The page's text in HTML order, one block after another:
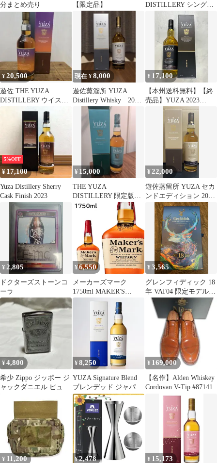
分まとめ売り
【限定品】
DISTILLERY シングル
モルトウイスキー
¥20,500
遊佐 THE YUZA
DISTILLERY ウイスキ
ー 700ml セール
現在 ¥8,000
遊佐蒸溜所 YUZA
Distillery Whisky 2018
700ml
¥ 17,100
【本州送料無料】【終
売品】YUZA 2023
700ml 51% シングルモ
ルト ジャパニーズウイ
スキー ギフト ギフト包
装 父の日 記念日
5%OFF
¥ 17,100
Yuza Distillery Sherry
Cask Finish 2023
¥ 15,000
THE YUZA
DISTILLERY 限定版
2023年 700ml
¥ 22,000
遊佐蒸留所 YUZA セカ
ンドエディション 2022
ジャパニーズウイスキ
ー シングルモルト
¥2,805
ドクターズストーンコ
ーラ
¥6,550
メーカーズマーク
1750ml MAKER'S
MARK バーボン ウイス
キー アメリカ 大容量
1.75L 正規品
¥3,565
グレンフィディック 18
年 VAT04 限定モデル
ボックス 単品
¥4,800
希少 Zippo ジッポー ジ
ャックダニエル ピュー
¥8,250
YUZA Signature Blend
ブレンデッド ジャパニ
ーズウイスキー シグニ
チャー ブレンド 700ml
Blended Japanese whiskey
金龍 山形 遊佐蒸留所
¥ 169,000
【名作】Alden Whiskey
Cordovan V-Tip #87141
¥ 11,200 ¥2,478 ¥ 15,173